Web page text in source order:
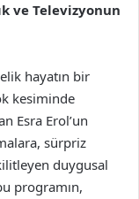
ve Televizyonun
hayatın bir
kesiminde
Esra Erol’un
sürpriz
duygusal
programın,